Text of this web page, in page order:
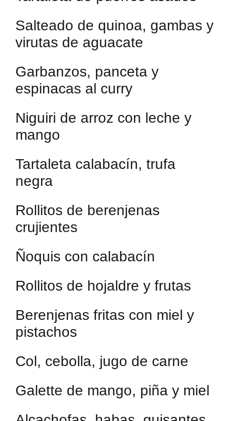
Salteado de quinoa, gambas y
virutas de aguacate
Garbanzos, panceta y
espinacas al curry
Niguiri de arroz con leche y
mango
Tartaleta calabacín, trufa
negra
Rollitos de berenjenas
crujientes
Ñoquis con calabacín
Rollitos de hojaldre y frutas
Berenjenas fritas con miel y
pistachos
Col, cebolla, jugo de carne
Galette de mango, piña y miel